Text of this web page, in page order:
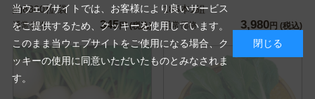
約8800粒 袋
通常価格 345円(税込)
185本1組
通常価格 3,980円 (税込)
当ウェブサイトでは、お客様により良いサービス
をご提供するため、クッキーを使用しています。
このまま当ウェブサイトをご使用になる場合、ク
ッキーの使用に同意いただいたものとみなされま
す。
閉じる